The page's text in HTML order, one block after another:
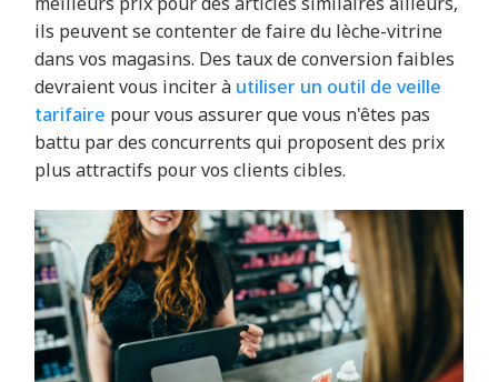
ils peuvent se contenter de faire du lèche-vitrine
dans vos magasins. Des taux de conversion faibles
devraient vous inciter à utiliser un outil de veille
tarifaire pour vous assurer que vous n'êtes pas
battu par des concurrents qui proposent des prix
plus attractifs pour vos clients cibles.